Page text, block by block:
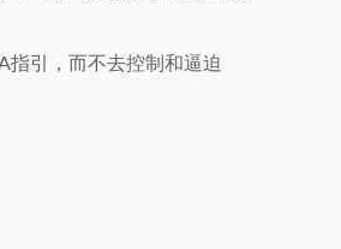
指引，而不去控制和逼迫